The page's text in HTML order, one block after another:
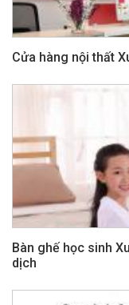
Cửa hàng nội thất
Bàn ghế học sinh
dịch